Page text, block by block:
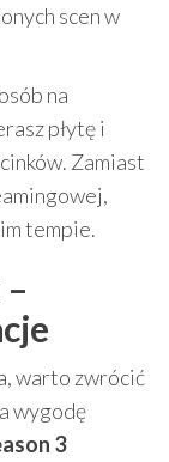
scen w
na
płytę i
Zamiast
tempie.
warto zwrócić
wygodę
3